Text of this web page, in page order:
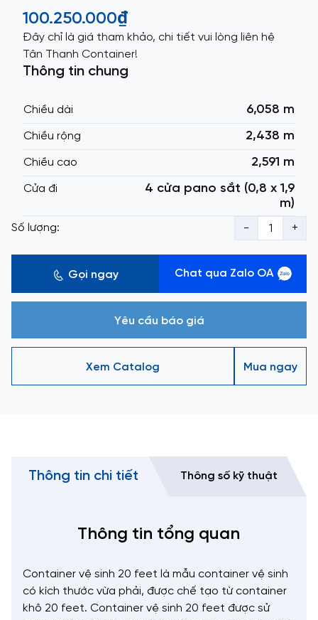
100.250.000₫
Đây chỉ là giá tham khảo, chi tiết vui lòng liên hệ
Tân Thanh Container!
Thông tin chung
Chiều dài 6,058 m
Chiều rộng 2,438 m
Chiều cao 2,591 m
Cửa đi
4 cửa pano sắt (0,8 x 1,9
m)
Số lượng: - +
Gọi ngay Chat qua Zalo OA
Yêu cầu báo giá
Xem Catalog Mua ngay
Thông tin chi tiết Thông số kỹ thuật
Thông tin tổng quan
Container vệ sinh 20 feet là mẫu container vệ sinh
có kích thước vừa phải, được chế tạo từ container
khô 20 feet. Container vệ sinh 20 feet được sử